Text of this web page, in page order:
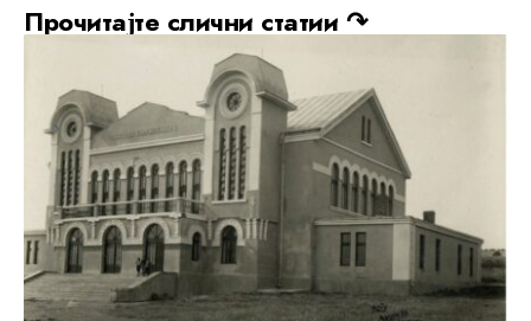
Прочитајте слични статии ↷